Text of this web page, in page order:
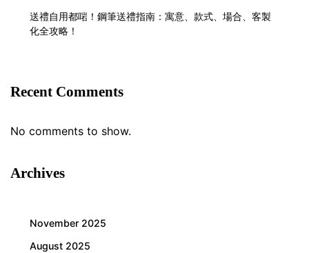
送禮自用都啱！鋼筆送禮指南：寓意、款式、場合、客製
化全攻略！
Recent Comments
No comments to show.
Archives
November 2025
August 2025